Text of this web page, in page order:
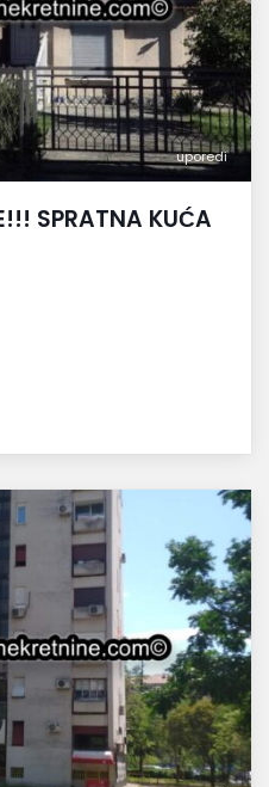
uporedi
SPRATNA KUĆA